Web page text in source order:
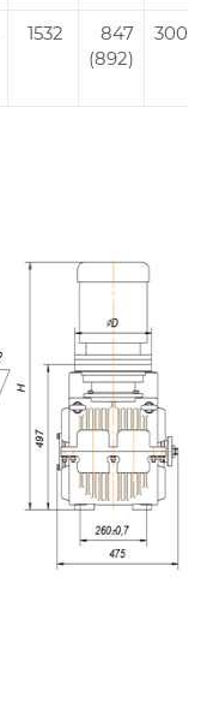
1532
847
(892)
300